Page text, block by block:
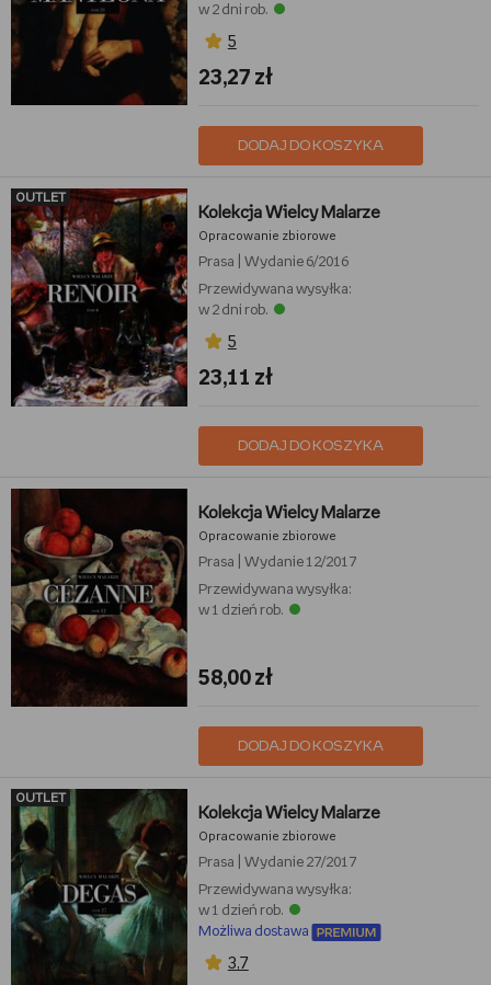
w 2 dni rob.
5
23,27 zł
DODAJ DO KOSZYKA
OUTLET
Kolekcja Wielcy Malarze
Opracowanie zbiorowe
Prasa
Wydanie 6/2016
Przewidywana wysyłka:
w 2 dni rob.
5
23,11 zł
DODAJ DO KOSZYKA
Kolekcja Wielcy Malarze
Opracowanie zbiorowe
Prasa
Wydanie 12/2017
Przewidywana wysyłka:
w 1 dzień rob.
58,00 zł
DODAJ DO KOSZYKA
OUTLET
Kolekcja Wielcy Malarze
Opracowanie zbiorowe
Prasa
Wydanie 27/2017
Przewidywana wysyłka:
w 1 dzień rob.
Możliwa dostawa
3,7